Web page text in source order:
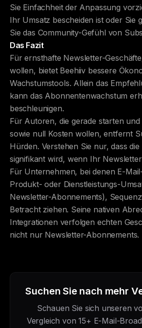
Sie Einfachheit der Anpassung
Ihr Umsatz bescheiden ist oder Sie
Sie das Community-Gefühl von
Das Fazit
Für ernsthafte Newsletter-
wollen, bietet Beehiiv bessere
Wachstumstools. Allein das
kann das Abonnentenwachstum
beschleunigen.
Für Autoren, die gerade starten
sowie null Kosten wollen, entfernt
Hürden. Verstehen Sie nur, dass
signifikant wird, wenn Ihr
Für Unternehmen, bei denen E-
Produkt- oder Dienstleistungs-
Newsletter-Abonnements),
Betracht ziehen. Seine nativen
Integrationen verfolgen echten
nicht nur Newsletter-Abonnements.
Suchen Sie nach mehr
Schauen Sie sich unseren
Vergleich von 15+ E-Mail-